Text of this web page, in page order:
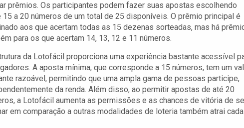
prêmios. Os participantes podem fazer suas apostas escolhendo
15 a 20 números de um total de 25 disponíveis. O prêmio principal é
aos que acertam todas as 15 dezenas sorteadas, mas há
para os que acertam 14, 13, 12 e 11 números.
da Lotofácil proporciona uma experiência bastante acessível
A aposta mínima, que corresponde a 15 números, tem um
razoável, permitindo que uma ampla gama de pessoas participe,
da renda. Além disso, ao permitir apostas de até 20
a Lotofácil aumenta as permissões e as chances de vitória de
em comparação a outras modalidades de loteria também atrai cada